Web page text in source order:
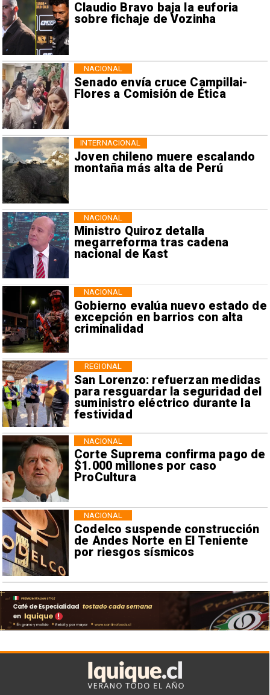
Claudio Bravo baja la euforia
sobre fichaje de Vozinha
Senado envía cruce Campillai-
Flores a Comisión de Ética
NACIONAL
Joven chileno muere escalando
montaña más alta de Perú
INTERNACIONAL
Ministro Quiroz detalla
megarreforma tras cadena
nacional de Kast
NACIONAL
Gobierno evalúa nuevo estado de
excepción en barrios con alta
criminalidad
NACIONAL
San Lorenzo: refuerzan medidas
para resguardar la seguridad del
suministro eléctrico durante la
festividad
REGIONAL
Corte Suprema confirma pago de
$1.000 millones por caso
ProCultura
NACIONAL
Codelco suspende construcción
de Andes Norte en El Teniente
por riesgos sísmicos
NACIONAL